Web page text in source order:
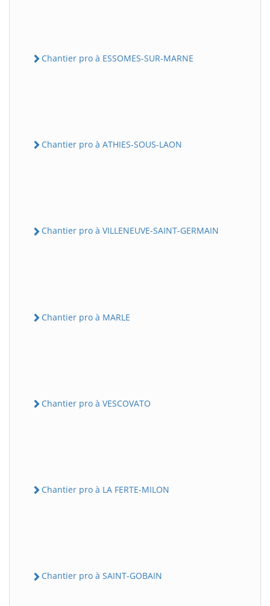
Chantier pro à ESSOMES-SUR-MARNE
Chantier pro à ATHIES-SOUS-LAON
Chantier pro à VILLENEUVE-SAINT-GERMAIN
Chantier pro à MARLE
Chantier pro à VESCOVATO
Chantier pro à LA FERTE-MILON
Chantier pro à SAINT-GOBAIN